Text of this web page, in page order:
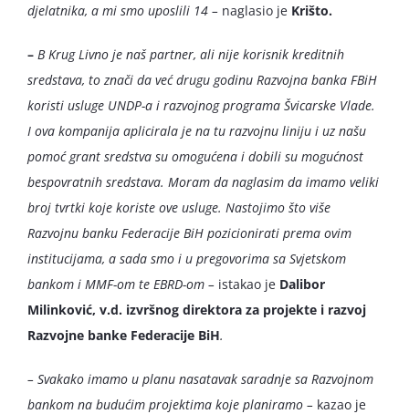
djelatnika, a mi smo uposlili 14 – naglasio je Krišto.
– B Krug Livno je naš partner, ali nije korisnik kreditnih
sredstava, to znači da već drugu godinu Razvojna banka FBiH
koristi usluge UNDP-a i razvojnog programa Švicarske Vlade.
I ova kompanija aplicirala je na tu razvojnu liniju i uz našu
pomoć grant sredstva su omogućena i dobili su mogućnost
bespovratnih sredstava. Moram da naglasim da imamo veliki
broj tvrtki koje koriste ove usluge. Nastojimo što više
Razvojnu banku Federacije BiH pozicionirati prema ovim
institucijama, a sada smo i u pregovorima sa Svjetskom
bankom i MMF-om te EBRD-om – istakao je Dalibor
Milinković, v.d. izvršnog direktora za projekte i razvoj
Razvojne banke Federacije BiH.
– Svakako imamo u planu nasatavak saradnje sa Razvojnom
bankom na budućim projektima koje planiramo – kazao je